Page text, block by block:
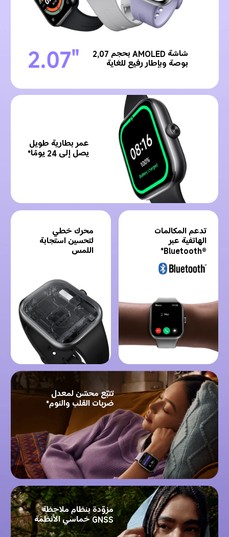
بوصة وبإطار رفيع للغاية
عمر بطارية طويل
يصل إلى 24 يومًا*
محرك خطي
لتحسين استجابة
اللمس
تدعم المكالمات
الهاتفية عبر
Bluetooth®‎*
تتبّع محسّن لمعدل
ضربات القلب والنوم*
مزوّدة بنظام ملاحظة
GNSS خماسي الأنظمة